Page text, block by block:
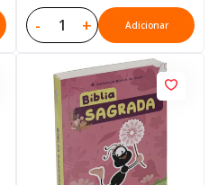
- + Adicionar